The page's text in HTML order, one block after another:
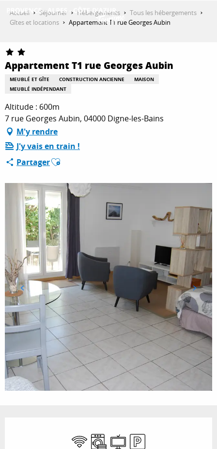
DÉCOUVRIR
QUE FAIRE ?
SÉJOURNER
ESPACE PRO
Accueil Séjourner Hébergements
Tous les hébergements
Gîtes et locations
Appartement T1 rue Georges Aubin
Appartement T1 rue Georges Aubin
MEUBLÉ ET GÎTE CONSTRUCTION ANCIENNE
MAISON
MEUBLÉ INDÉPENDANT
Altitude : 600m
7 rue Georges Aubin, 04000 Digne-les-Bains
M'y rendre
J'y vais en train !
PartagerAjouter aux favoris
WiFi Lave lingeTélévision
Parking